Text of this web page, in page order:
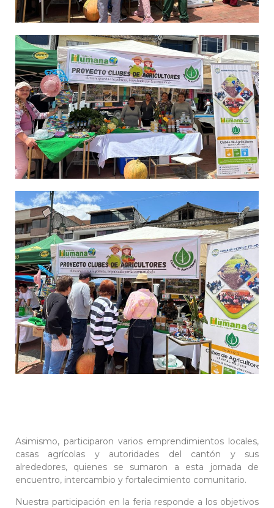
Asimismo, participaron varios emprendimientos locales,
casas agrícolas y autoridades del cantón y sus
alrededores, quienes se sumaron a esta jornada de
encuentro, intercambio y fortalecimiento comunitario.
Nuestra participación en la feria responde a los objetivos